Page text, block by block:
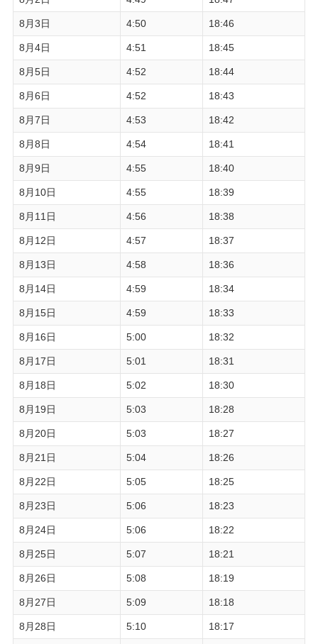
8月3日 4:50 18:46
8月4日 4:51 18:45
8月5日 4:52 18:44
8月6日 4:52 18:43
8月7日 4:53 18:42
8月8日 4:54 18:41
8月9日 4:55 18:40
8月10日 4:55 18:39
8月11日 4:56 18:38
8月12日 4:57 18:37
8月13日 4:58 18:36
8月14日 4:59 18:34
8月15日 4:59 18:33
8月16日 5:00 18:32
8月17日 5:01 18:31
8月18日 5:02 18:30
8月19日 5:03 18:28
8月20日 5:03 18:27
8月21日 5:04 18:26
8月22日 5:05 18:25
8月23日 5:06 18:23
8月24日 5:06 18:22
8月25日 5:07 18:21
8月26日 5:08 18:19
8月27日 5:09 18:18
8月28日 5:10 18:17